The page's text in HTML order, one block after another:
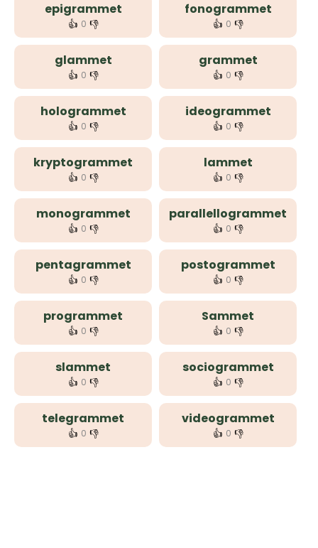
epigrammet
👍 0 👎
fonogrammet
👍 0 👎
glammet
👍 0 👎
grammet
👍 0 👎
hologrammet
👍 0 👎
ideogrammet
👍 0 👎
kryptogrammet
👍 0 👎
lammet
👍 0 👎
monogrammet
👍 0 👎
parallellogrammet
👍 0 👎
pentagrammet
👍 0 👎
postogrammet
👍 0 👎
programmet
👍 0 👎
Sammet
👍 0 👎
slammet
👍 0 👎
sociogrammet
👍 0 👎
telegrammet
👍 0 👎
videogrammet
👍 0 👎